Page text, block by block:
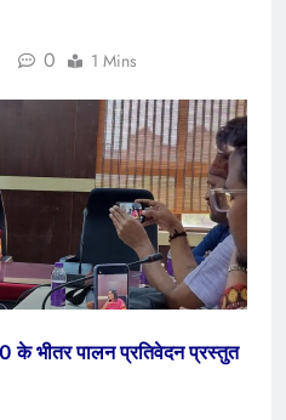
0 1 Mins
के भीतर पालन प्रतिवेदन प्रस्तुत